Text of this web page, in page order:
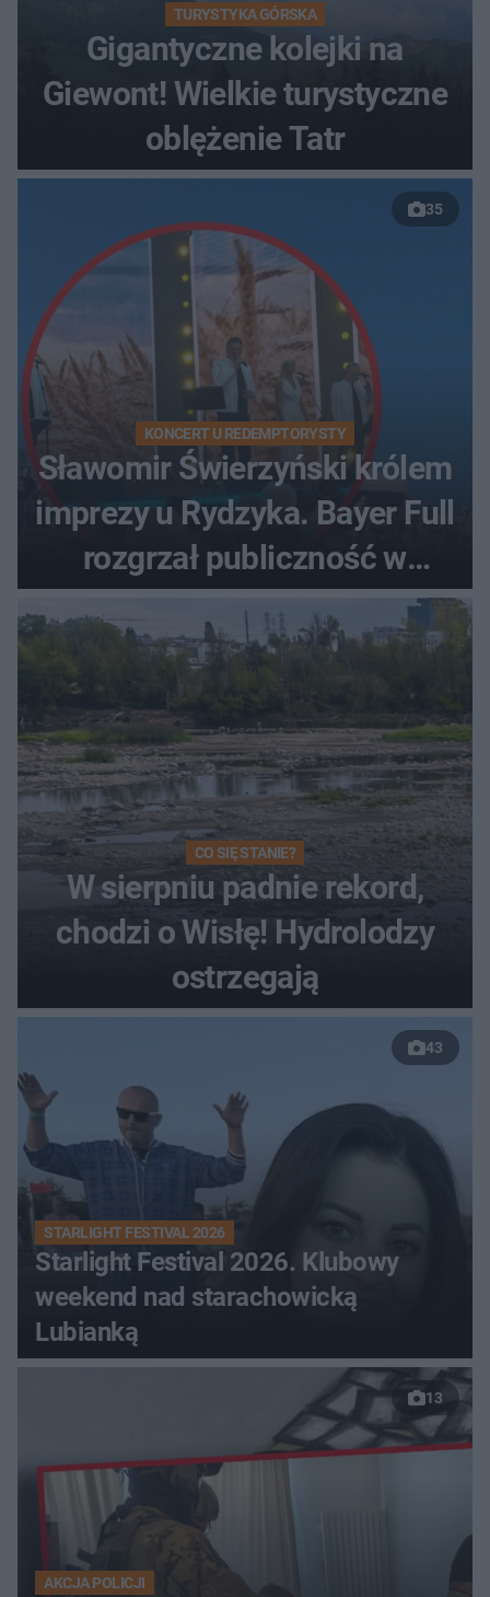
TURYSTYKA GÓRSKA
Gigantyczne kolejki na
Giewont! Wielkie turystyczne
oblężenie Tatr
35
KONCERT U REDEMPTORYSTY
Sławomir Świerzyński królem
imprezy u Rydzyka. Bayer Full
rozgrzał publiczność w
Toruniu
CO SIĘ STANIE?
W sierpniu padnie rekord,
chodzi o Wisłę! Hydrolodzy
ostrzegają
43
STARLIGHT FESTIVAL 2026
Starlight Festival 2026. Klubowy
weekend nad starachowicką
Lubianką
13
AKCJA POLICJI